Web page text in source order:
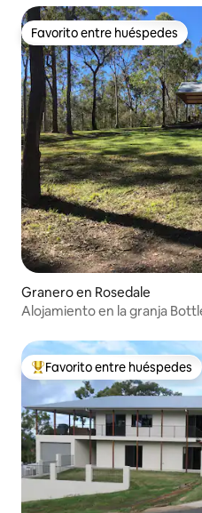
Favorito entre huéspedes
Favorito entre huéspedes
Granero en Rosedale
Alojamiento en la granja
Favorito entre huéspedes
Favorito entre huéspedes